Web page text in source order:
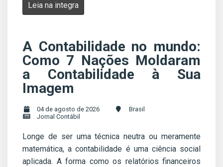
Leia na integra
A Contabilidade no mundo:
Como 7 Nações Moldaram
a Contabilidade à Sua
Imagem
04 de agosto de 2026
Brasil
Jornal Contábil
Longe de ser uma técnica neutra ou meramente
matemática, a contabilidade é uma ciência social
aplicada. A forma como os relatórios financeiros